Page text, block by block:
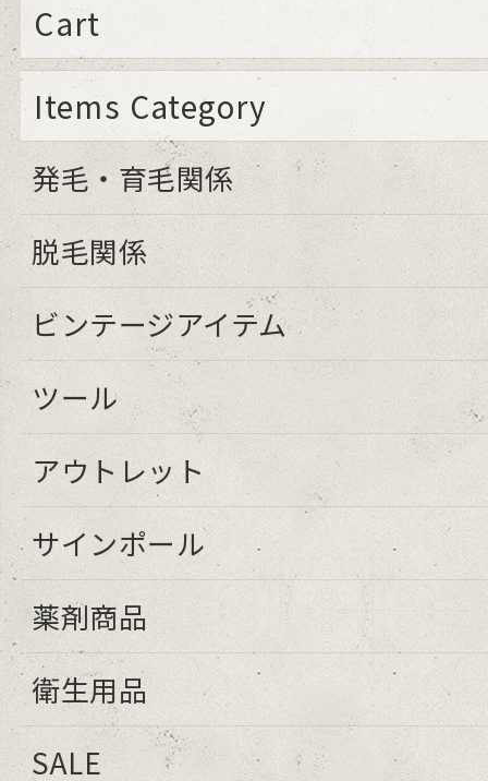
Cart
Items Category
発毛・育毛関係
脱毛関係
ビンテージアイテム
ツール
アウトレット
サインポール
薬剤商品
衛生用品
SALE